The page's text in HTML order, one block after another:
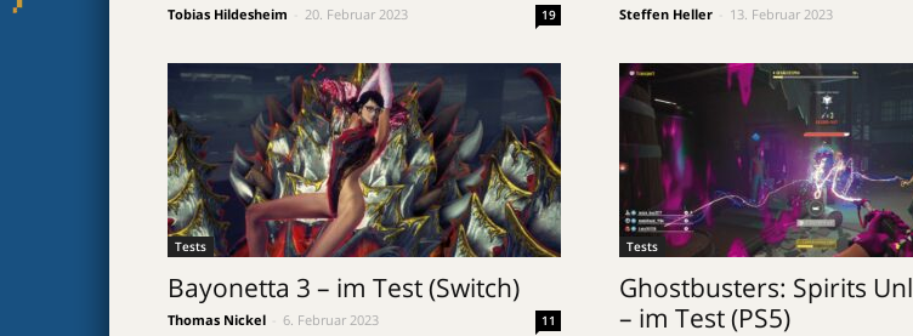
Tobias Hildesheim 20. Februar 2023 19 Steffen Heller 13. Februar 2023
Tests
Bayonetta 3 – im Test (Switch)
Thomas Nickel 6. Februar 2023 11
Tests
Ghostbusters: Spirits
– im Test (PS5)